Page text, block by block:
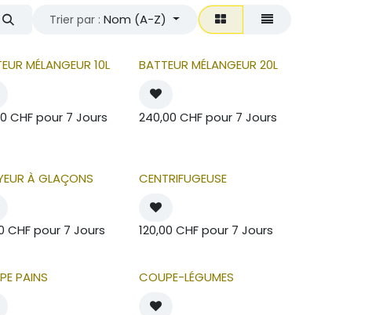
Trier par : Nom (A-Z)
MÉLANGEUR 10L
CHF pour 7 Jours
BATTEUR MÉLANGEUR 20L
240,00 CHF pour 7 Jours
À GLAÇONS
CHF pour 7 Jours
CENTRIFUGEUSE
120,00 CHF pour 7 Jours
PAINS COUPE-LÉGUMES